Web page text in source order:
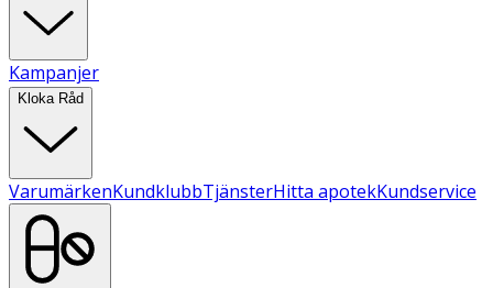
Kampanjer
Kloka Råd
VarumärkenKundklubbTjänsterHitta apotekKundservice